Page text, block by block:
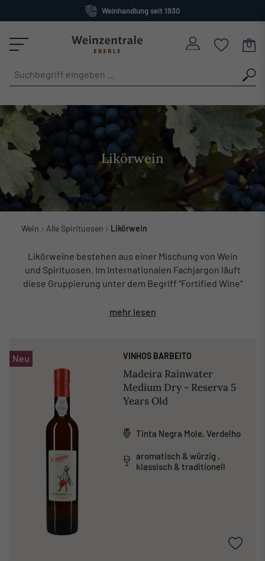
Weinhandlung seit 1930
versandkostenfrei ab 120 Euro
Likörwein
Wein Alle Spirituosen Likörwein
Likörweine bestehen aus einer Mischung von Wein
und Spirituosen. Im Internationalen Fachjargon läuft
diese Gruppierung unter dem Begriff ‘‘Fortified Wine‘‘
mehr lesen
Neu VINHOS BARBEITO
Madeira Rainwater
Medium Dry - Reserva 5
Years Old
Tinta Negra Mole, Verdelho
aromatisch & würzig ,
klassisch & traditionell